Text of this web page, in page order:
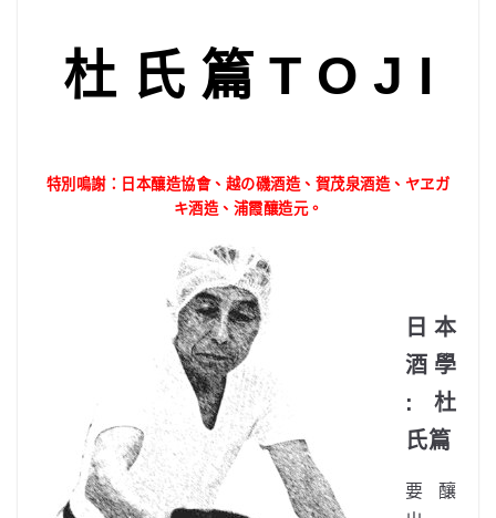
杜 氏 篇 T O J I
特別鳴謝：日本釀造協會、越の磯酒造、賀茂泉酒造、ヤヱガ
キ酒造、浦霞釀造元。
日本
酒學
: 杜
氏篇
要釀